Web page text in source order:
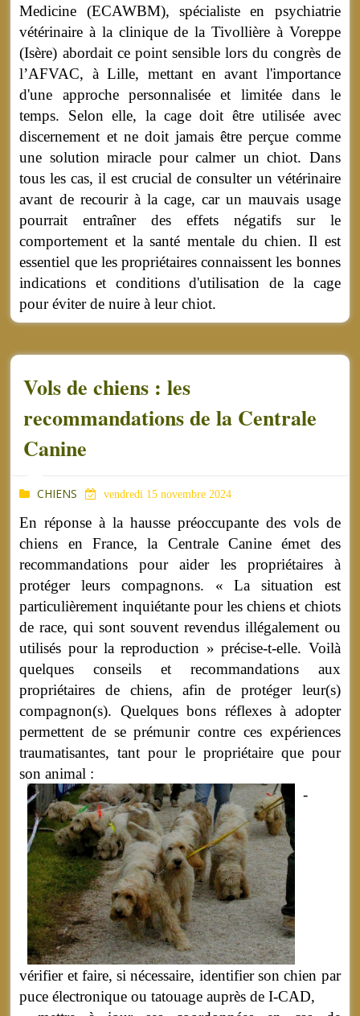
Medicine (ECAWBM), spécialiste en psychiatrie
vétérinaire à la clinique de la Tivollière à Voreppe
(Isère) abordait ce point sensible lors du congrès de
l’AFVAC, à Lille, mettant en avant l'importance
d'une approche personnalisée et limitée dans le
temps. Selon elle, la cage doit être utilisée avec
discernement et ne doit jamais être perçue comme
une solution miracle pour calmer un chiot. Dans
tous les cas, il est crucial de consulter un vétérinaire
avant de recourir à la cage, car un mauvais usage
pourrait entraîner des effets négatifs sur le
comportement et la santé mentale du chien. Il est
essentiel que les propriétaires connaissent les bonnes
indications et conditions d'utilisation de la cage
pour éviter de nuire à leur chiot.
Vols de chiens : les
recommandations de la Centrale
Canine
CHIENS vendredi 15 novembre 2024
En réponse à la hausse préoccupante des vols de
chiens en France, la Centrale Canine émet des
recommandations pour aider les propriétaires à
protéger leurs compagnons. « La situation est
particulièrement inquiétante pour les chiens et chiots
de race, qui sont souvent revendus illégalement ou
utilisés pour la reproduction » précise-t-elle. Voilà
quelques conseils et recommandations aux
propriétaires de chiens, afin de protéger leur(s)
compagnon(s). Quelques bons réflexes à adopter
permettent de se prémunir contre ces expériences
traumatisantes, tant pour le propriétaire que pour
son animal :
-
vérifier et faire, si nécessaire, identifier son chien par
puce électronique ou tatouage auprès de I-CAD,